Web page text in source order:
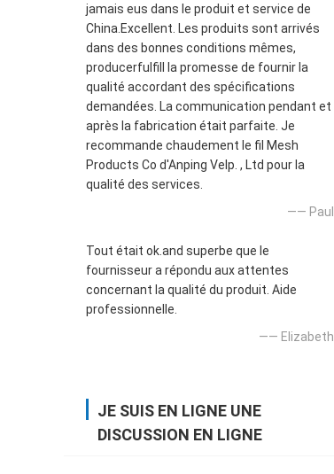
jamais eus dans le produit et service de
China.Excellent. Les produits sont arrivés
dans des bonnes conditions mêmes,
producerfulfill la promesse de fournir la
qualité accordant des spécifications
demandées. La communication pendant et
après la fabrication était parfaite. Je
recommande chaudement le fil Mesh
Products Co d'Anping Velp. , Ltd pour la
qualité des services.
—— Paul
Tout était ok.and superbe que le
fournisseur a répondu aux attentes
concernant la qualité du produit. Aide
professionnelle.
—— Elizabeth
JE SUIS EN LIGNE UNE
DISCUSSION EN LIGNE